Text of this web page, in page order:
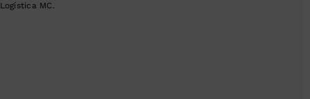
MC.